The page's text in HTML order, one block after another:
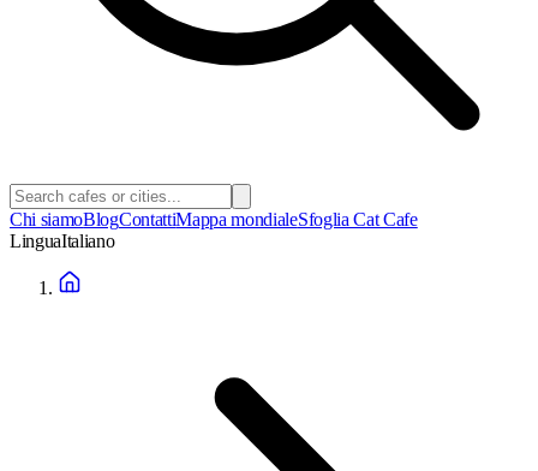
Chi siamoBlogContattiMappa mondialeSfoglia Cat Cafe
LinguaItaliano